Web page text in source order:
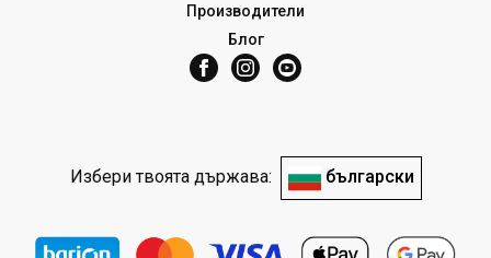
Производители
Блог
Избери твоята държава: български